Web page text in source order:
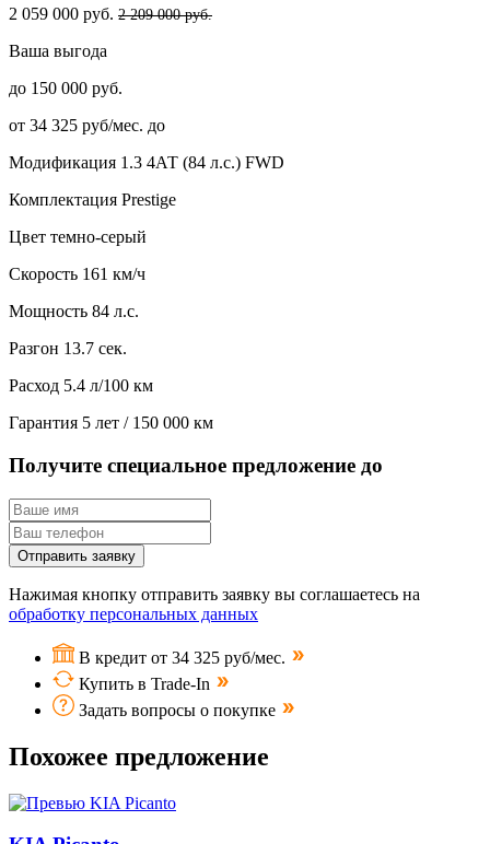
2 059 000 руб. 2 209 000 руб.
Ваша выгода
до 150 000 руб.
от 34 325 руб/мес. до
Модификация 1.3 4АТ (84 л.с.) FWD
Комплектация Prestige
Цвет темно-серый
Скорость 161 км/ч
Мощность 84 л.с.
Разгон 13.7 сек.
Расход 5.4 л/100 км
Гарантия 5 лет / 150 000 км
Получите специальное предложение до
Отправить заявку
Нажимая кнопку отправить заявку вы соглашаетесь на
обработку персональных данных
В кредит от 34 325 руб/мес.
Купить в Trade-In
Задать вопросы о покупке
Похожее предложение